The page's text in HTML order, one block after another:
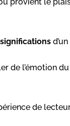
de l’émotion
de